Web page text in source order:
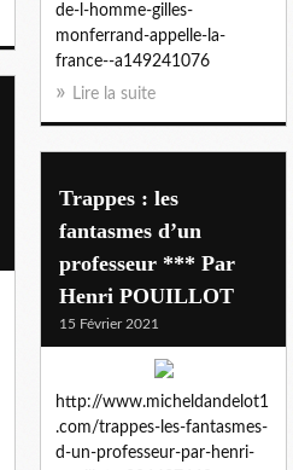
de-l-homme-gilles-
monferrand-appelle-la-
france--a149241076
Lire la suite
Trappes : les
fantasmes d’un
professeur *** Par
Henri POUILLOT
15 Février 2021
http://www.micheldandelot1
.com/trappes-les-fantasmes-
d-un-professeur-par-henri-